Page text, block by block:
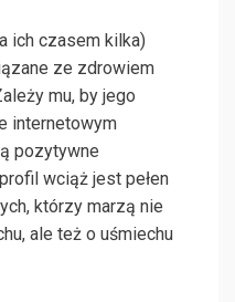
ich czasem kilka)
ze zdrowiem
mu, by jego
internetowym
pozytywne
wciąż jest pełen
którzy marzą nie
ale też o uśmiechu